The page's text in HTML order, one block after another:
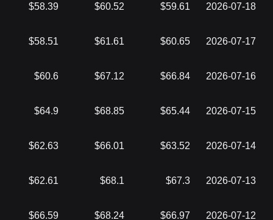
2026-07-18
$59.61
$60.52
$58.39
2026-07-17
$60.65
$61.61
$58.51
2026-07-16
$66.84
$67.12
$60.6
2026-07-15
$65.44
$68.85
$64.9
2026-07-14
$63.52
$66.01
$62.63
2026-07-13
$67.3
$68.1
$62.61
2026-07-12
$66.97
$68.24
$66.59